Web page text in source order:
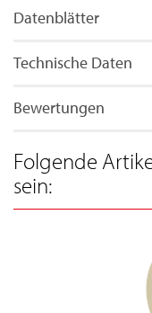
Datenblätter
Technische Daten
Bewertungen
Folgende
sein: